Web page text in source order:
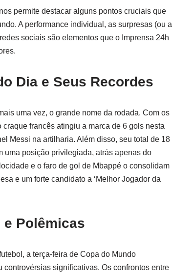
permite destacar alguns pontos cruciais que
A performance individual, as surpresas (ou a
sociais são elementos que o Imprensa 24h
Dia e Seus Recordes
uma vez, o grande nome da rodada. Com os
francês atingiu a marca de 6 gols nesta
Messi na artilharia. Além disso, seu total de 18
uma posição privilegiada, atrás apenas do
e o faro de gol de Mbappé o consolidam
e um forte candidato a ‘Melhor Jogador da
e Polêmicas
a terça-feira de Copa do Mundo
controvérsias significativas. Os confrontos entre